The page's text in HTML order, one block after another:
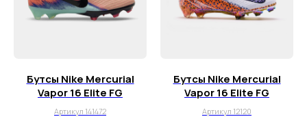
Бутсы Nike Mercurial
Vapor 16 Elite FG
Артикул 141472
Бутсы Nike Mercurial
Vapor 16 Elite FG
Артикул 12120